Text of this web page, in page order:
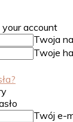
account
Twoja
Twoje
Twój e-